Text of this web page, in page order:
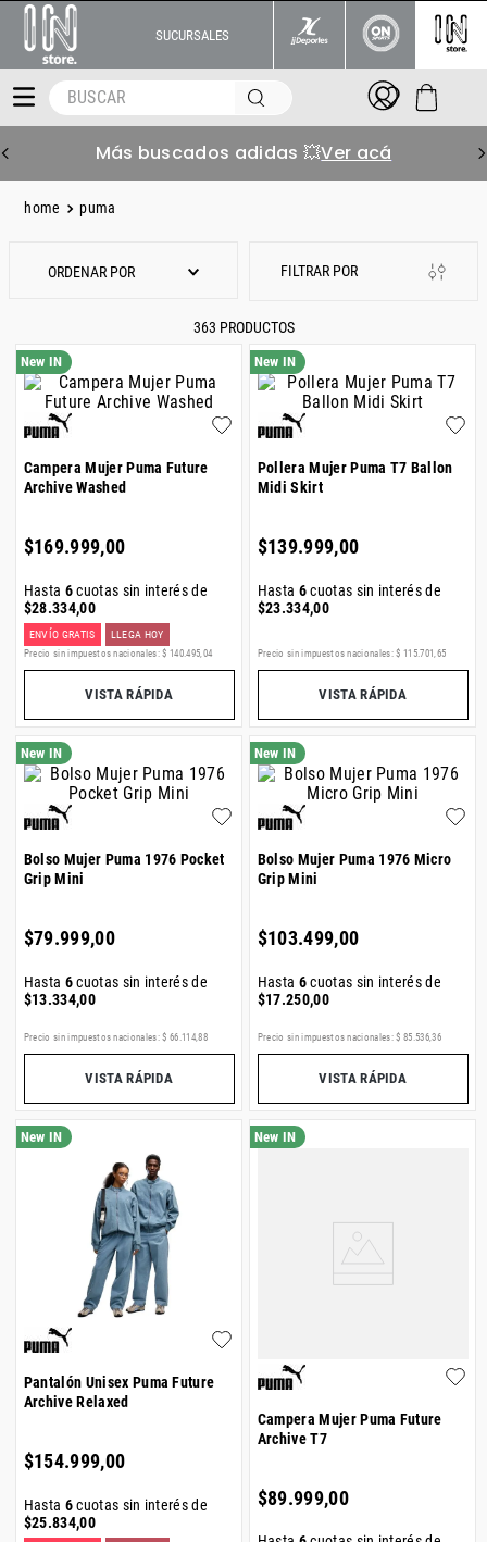
SUCURSALES
BUSCAR
Más buscados adidas 💥Ver acá
puma
ORDENAR POR
363 PRODUCTOS
Campera Mujer Puma Future
Archive Washed
$169.999,00
Hasta 6cuotas sin interés de
$28.334,00
ENVÍO GRATIS LLEGA HOY
Precio sin impuestos nacionales: $ 140.495,04
VISTA RÁPIDA
Pollera Mujer Puma T7 Ballon
Midi Skirt
$139.999,00
Hasta 6cuotas sin interés de
$23.334,00
Precio sin impuestos nacionales: $ 115.701,65
VISTA RÁPIDA
Bolso Mujer Puma 1976 Pocket
Grip Mini
$79.999,00
Hasta 6cuotas sin interés de
$13.334,00
Precio sin impuestos nacionales: $ 66.114,88
VISTA RÁPIDA
Bolso Mujer Puma 1976 Micro
Grip Mini
$103.499,00
Hasta 6cuotas sin interés de
$17.250,00
Precio sin impuestos nacionales: $ 85.536,36
VISTA RÁPIDA
Pantalón Unisex Puma Future
Archive Relaxed
$154.999,00
Hasta 6cuotas sin interés de
$25.834,00
Campera Mujer Puma Future
Archive T7
$89.999,00